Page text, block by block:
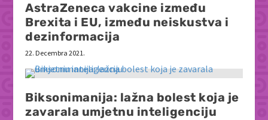
AstraZeneca vakcine između
Brexita i EU, između neiskustva i
dezinformacija
22. Decembra 2021.
Biksonimanija: lažna bolest koja je
zavarala umjetnu inteligenciju